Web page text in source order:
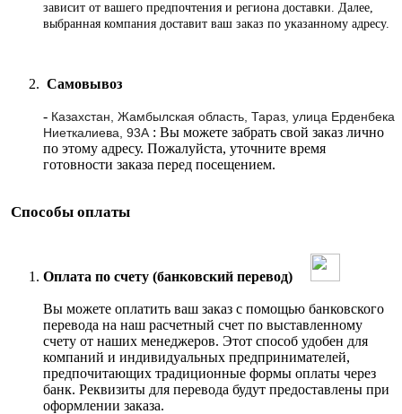
зависит от вашего предпочтения и региона доставки. Далее,
выбранная компания доставит ваш заказ по указанному адресу.
Самовывоз
- Казахстан, Жамбылская область, Тараз, улица Ерденбека
Ниеткалиева, 93А : Вы можете забрать свой заказ лично
по этому адресу. Пожалуйста, уточните время
готовности заказа перед посещением.
Способы оплаты
Оплата по счету (банковский перевод)
Вы можете оплатить ваш заказ с помощью банковского
перевода на наш расчетный счет по выставленному
счету от наших менеджеров. Этот способ удобен для
компаний и индивидуальных предпринимателей,
предпочитающих традиционные формы оплаты через
банк. Реквизиты для перевода будут предоставлены при
оформлении заказа.